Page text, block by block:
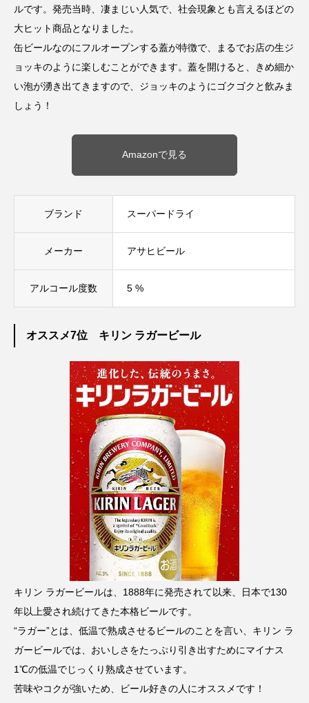
ルです。発売当時、凄まじい人気で、社会現象とも言えるほどの
大ヒット商品となりました。
缶ビールなのにフルオープンする蓋が特徴で、まるでお店の生ジ
ョッキのように楽しむことができます。蓋を開けると、きめ細か
い泡が湧き出てきますので、ジョッキのようにゴクゴクと飲みま
しょう！
Amazonで見る
ブランド スーパードライ
メーカー アサヒビール
アルコール度数 5 %
オススメ7位 キリン ラガービール
キリン ラガービールは、1888年に発売されて以来、日本で130
年以上愛され続けてきた本格ビールです。
“ラガー”とは、低温で熟成させるビールのことを言い、キリン ラ
ガービールでは、おいしさをたっぷり引き出すためにマイナス
1℃の低温でじっくり熟成させています。
苦味やコクが強いため、ビール好きの人にオススメです！